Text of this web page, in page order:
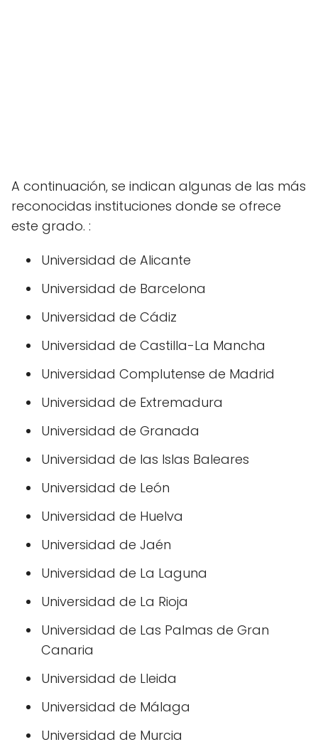
A continuación, se indican algunas de las más
reconocidas instituciones donde se ofrece
este grado. :
Universidad de Alicante
Universidad de Barcelona
Universidad de Cádiz
Universidad de Castilla-La Mancha
Universidad Complutense de Madrid
Universidad de Extremadura
Universidad de Granada
Universidad de las Islas Baleares
Universidad de León
Universidad de Huelva
Universidad de Jaén
Universidad de La Laguna
Universidad de La Rioja
Universidad de Las Palmas de Gran
Canaria
Universidad de Lleida
Universidad de Málaga
Universidad de Murcia